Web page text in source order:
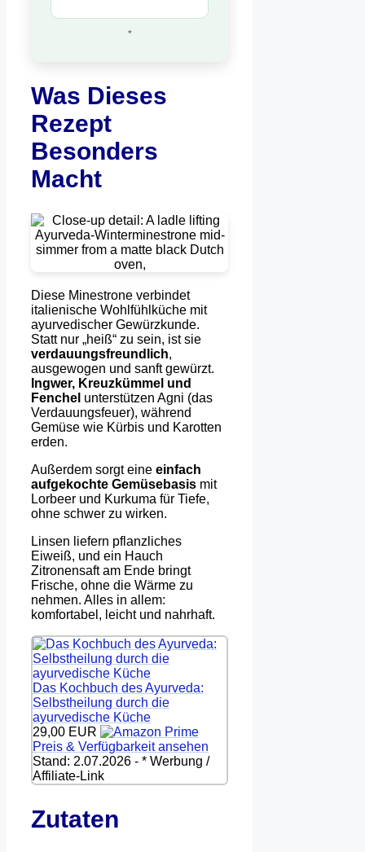
*
Was Dieses
Rezept
Besonders
Macht
Diese Minestrone verbindet
italienische Wohlfühlküche mit
ayurvedischer Gewürzkunde.
Statt nur „heiß“ zu sein, ist sie
verdauungsfreundlich,
ausgewogen und sanft gewürzt.
Ingwer, Kreuzkümmel und
Fenchel unterstützen Agni (das
Verdauungsfeuer), während
Gemüse wie Kürbis und Karotten
erden.
Außerdem sorgt eine einfach
aufgekochte Gemüsebasis mit
Lorbeer und Kurkuma für Tiefe,
ohne schwer zu wirken.
Linsen liefern pflanzliches
Eiweiß, und ein Hauch
Zitronensaft am Ende bringt
Frische, ohne die Wärme zu
nehmen. Alles in allem:
komfortabel, leicht und nahrhaft.
Das Kochbuch des Ayurveda:
Selbstheilung durch die
ayurvedische Küche
29,00 EUR
Preis & Verfügbarkeit ansehen
Stand: 2.07.2026 - * Werbung /
Affiliate-Link
Zutaten